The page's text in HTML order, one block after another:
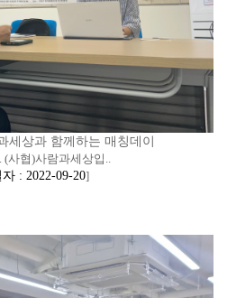
세상과 함께하는 매칭데이
(사협)사람과세상입..
: 2022-09-20]